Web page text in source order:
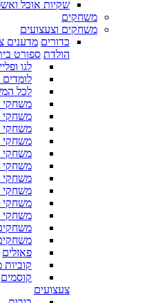
שקיות אוכל
משחקים
משחקים וצעצועים
כדורים מדענים
הולדת ספורט
לגו
לומדים
לכל
משחקי
משחקי
משחקי
משחקי
משחקי
משחקי
משחקי
משחקי
משחקי
משחקי
פאזלים
קוסמים
צעצועים